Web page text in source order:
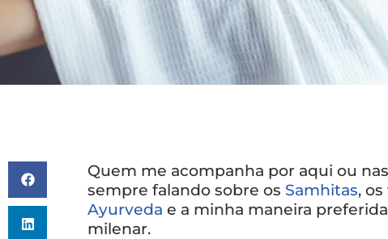
Quem me acompanha por aqui ou
sempre falando sobre os Samhitas,
Ayurveda e a minha maneira
milenar.